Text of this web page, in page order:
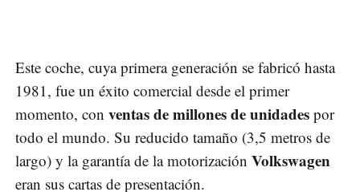
Este coche, cuya primera generación se fabricó hasta
1981, fue un éxito comercial desde el primer
momento, con ventas de millones de unidades por
todo el mundo. Su reducido tamaño (3,5 metros de
largo) y la garantía de la motorización Volkswagen
eran sus cartas de presentación.